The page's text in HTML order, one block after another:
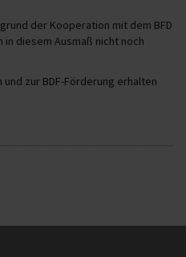
der Kooperation mit dem BFD
diesem Ausmaß nicht noch
zur BDF-Förderung erhalten